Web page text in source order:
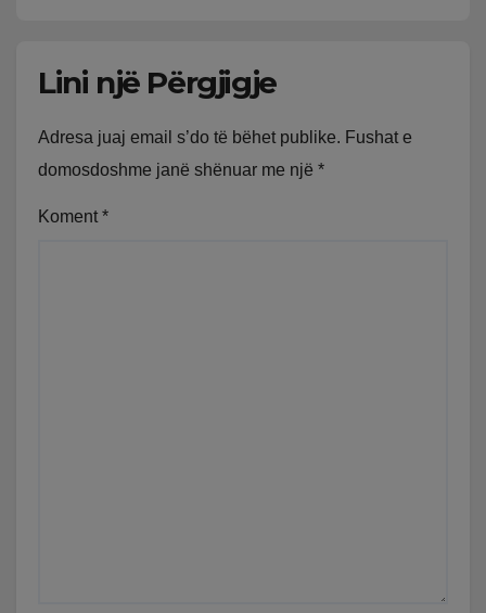
Lini një Përgjigje
Adresa juaj email s’do të bëhet publike. Fushat e
domosdoshme janë shënuar me një *
Koment *